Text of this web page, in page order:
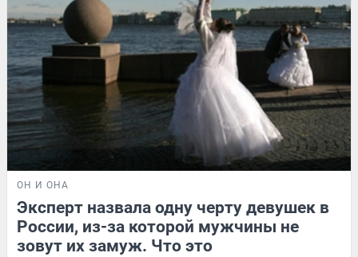
ОН И ОНА
Эксперт назвала одну черту девушек в
России, из-за которой мужчины не
зовут их замуж. Что это